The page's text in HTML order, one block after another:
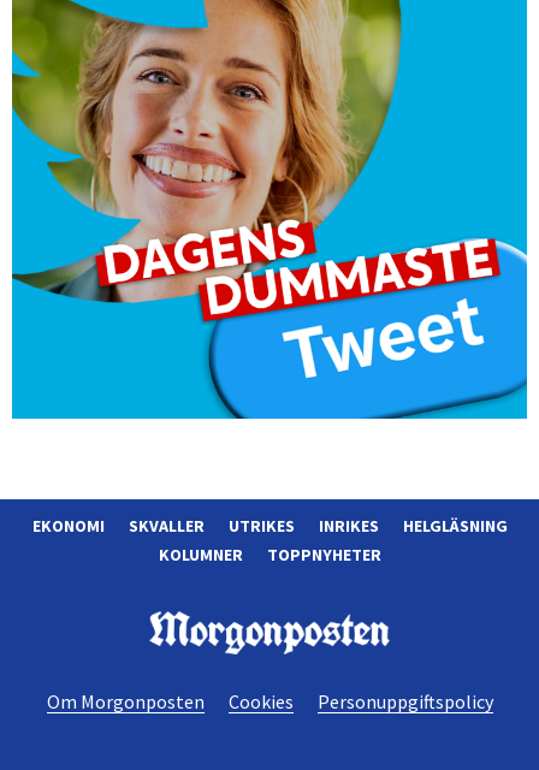
EKONOMI SKVALLER UTRIKES INRIKES
HELGLÄSNING
KOLUMNER
TOPPNYHETER
Om Morgonposten Cookies Personuppgiftspolicy